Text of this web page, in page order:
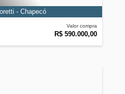
Valor compra
R$ 590.000,00
- Chapecó